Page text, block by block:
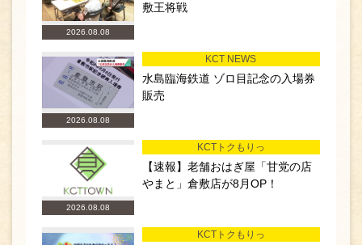
2026.08.08
敷王将戦
2026.08.08
KCT NEWS
水島臨海鉄道 ゾロ目記念の入場券
販売
2026.08.08
KCTトクもりっ
【速報】老舗おはぎ屋「甘党の店
やまと」倉敷店が8月OP！
KCTトクもりっ